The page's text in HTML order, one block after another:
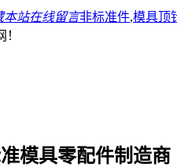
本站在线留言非标准件,模具顶
模具零配件制造商